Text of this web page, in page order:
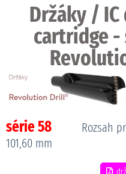
Držáky /
cartridge -
série 58
Rozsah
101,60 mm